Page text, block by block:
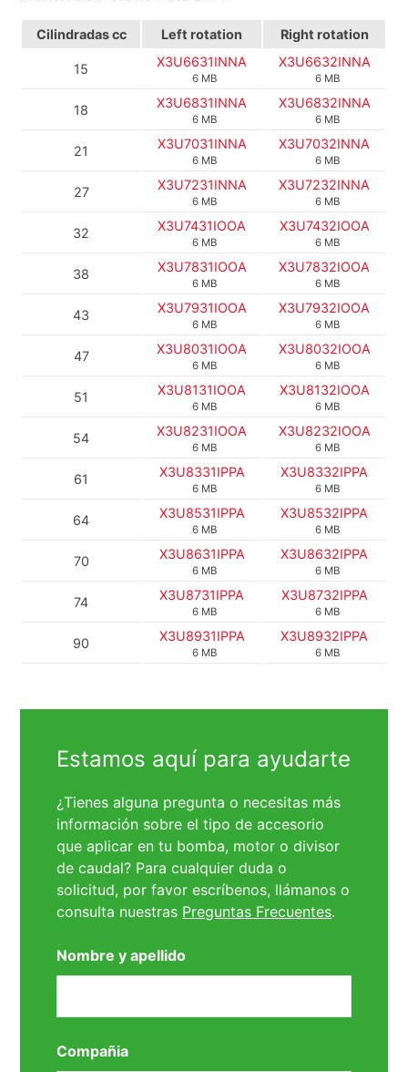
Cilindradas cc Left rotation Right rotation
15 X3U6631INNA
6 MB
X3U6632INNA
6 MB
18 X3U6831INNA
6 MB
X3U6832INNA
6 MB
21 X3U7031INNA
6 MB
X3U7032INNA
6 MB
27 X3U7231INNA
6 MB
X3U7232INNA
6 MB
32 X3U7431IOOA
6 MB
X3U7432IOOA
6 MB
38 X3U7831IOOA
6 MB
X3U7832IOOA
6 MB
43 X3U7931IOOA
6 MB
X3U7932IOOA
6 MB
47 X3U8031IOOA
6 MB
X3U8032IOOA
6 MB
51 X3U8131IOOA
6 MB
X3U8132IOOA
6 MB
54 X3U8231IOOA
6 MB
X3U8232IOOA
6 MB
61 X3U8331IPPA
6 MB
X3U8332IPPA
6 MB
64 X3U8531IPPA
6 MB
X3U8532IPPA
6 MB
70 X3U8631IPPA
6 MB
X3U8632IPPA
6 MB
74 X3U8731IPPA
6 MB
X3U8732IPPA
6 MB
90 X3U8931IPPA
6 MB
X3U8932IPPA
6 MB
Estamos aquí para ayudarte
¿Tienes alguna pregunta o necesitas más
información sobre el tipo de accesorio
que aplicar en tu bomba, motor o divisor
de caudal? Para cualquier duda o
solicitud, por favor escríbenos, llámanos o
consulta nuestras Preguntas Frecuentes.
Nombre y apellido
Compañia